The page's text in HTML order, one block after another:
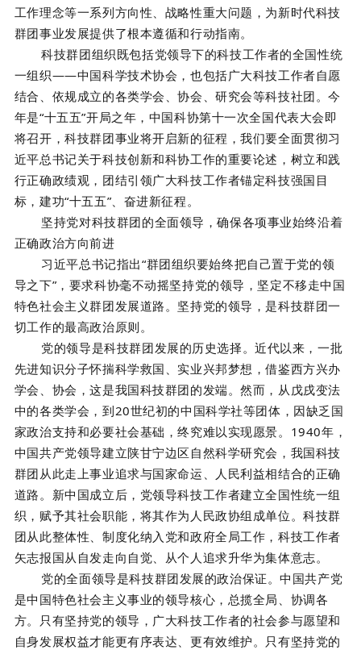
工作理念等一系列方向性、战略性重大问题，为新时代科技
群团事业发展提供了根本遵循和行动指南。
科技群团组织既包括党领导下的科技工作者的全国性统
一组织——中国科学技术协会，也包括广大科技工作者自愿
结合、依规成立的各类学会、协会、研究会等科技社团。今
年是“十五五”开局之年，中国科协第十一次全国代表大会即
将召开，科技群团事业将开启新的征程，我们要全面贯彻习
近平总书记关于科技创新和科协工作的重要论述，树立和践
行正确政绩观，团结引领广大科技工作者锚定科技强国目
标，建功“十五五”、奋进新征程。
坚持党对科技群团的全面领导，确保各项事业始终沿着
正确政治方向前进
习近平总书记指出“群团组织要始终把自己置于党的领
导之下”，要求科协毫不动摇坚持党的领导，坚定不移走中国
特色社会主义群团发展道路。坚持党的领导，是科技群团一
切工作的最高政治原则。
党的领导是科技群团发展的历史选择。近代以来，一批
先进知识分子怀揣科学救国、实业兴邦梦想，借鉴西方兴办
学会、协会，这是我国科技群团的发端。然而，从戊戌变法
中的各类学会，到20世纪初的中国科学社等团体，因缺乏国
家政治支持和必要社会基础，终究难以实现愿景。1940年，
中国共产党领导建立陕甘宁边区自然科学研究会，我国科技
群团从此走上事业追求与国家命运、人民利益相结合的正确
道路。新中国成立后，党领导科技工作者建立全国性统一组
织，赋予其社会职能，将其作为人民政协组成单位。科技群
团从此整体性、制度化纳入党和政府全局工作，科技工作者
矢志报国从自发走向自觉、从个人追求升华为集体意志。
党的全面领导是科技群团发展的政治保证。中国共产党
是中国特色社会主义事业的领导核心，总揽全局、协调各
方。只有坚持党的领导，广大科技工作者的社会参与愿望和
自身发展权益才能更有序表达、更有效维护。只有坚持党的